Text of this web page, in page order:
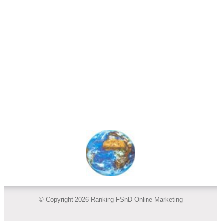
© Copyright 2026 Ranking-FSnD Online Marketing